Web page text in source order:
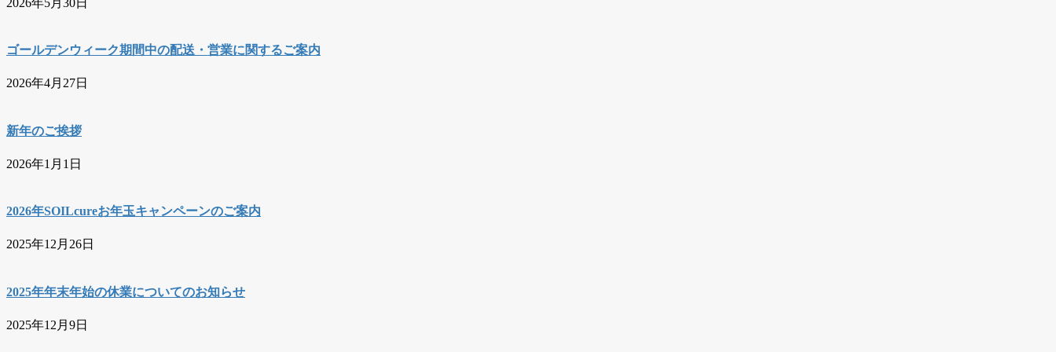
ゴールデンウィーク期間中の配送・営業に関するご案内
2026年4月27日
新年のご挨拶
2026年1月1日
2026年SOILcureお年玉キャンペーンのご案内
2025年12月26日
2025年年末年始の休業についてのお知らせ
2025年12月9日